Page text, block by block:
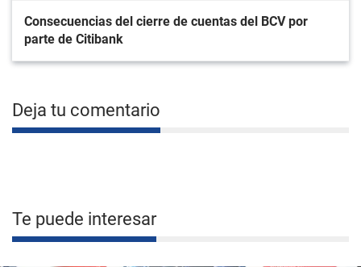
Consecuencias del cierre de cuentas del BCV por
parte de Citibank
Deja tu comentario
Te puede interesar